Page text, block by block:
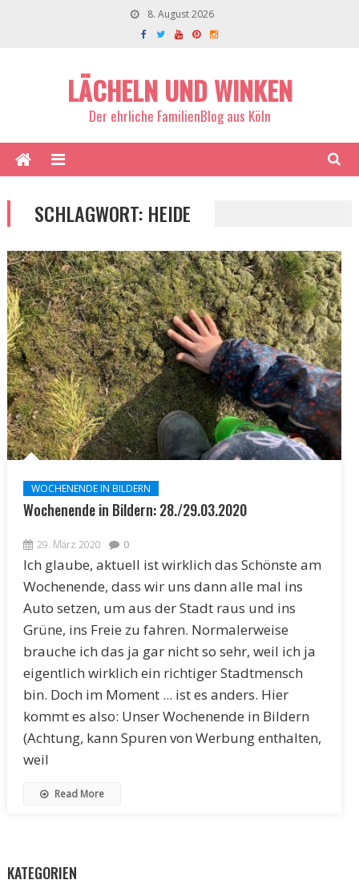
8. August 2026
LÄCHELN UND WINKEN
Der ehrliche FamilienBlog aus Köln
SCHLAGWORT: HEIDE
WOCHENENDE IN BILDERN
Wochenende in Bildern: 28./29.03.2020
29. März 2020 0
Ich glaube, aktuell ist wirklich das Schönste am
Wochenende, dass wir uns dann alle mal ins
Auto setzen, um aus der Stadt raus und ins
Grüne, ins Freie zu fahren. Normalerweise
brauche ich das ja gar nicht so sehr, weil ich ja
eigentlich wirklich ein richtiger Stadtmensch
bin. Doch im Moment ... ist es anders. Hier
kommt es also: Unser Wochenende in Bildern
(Achtung, kann Spuren von Werbung enthalten,
weil
Read More
KATEGORIEN